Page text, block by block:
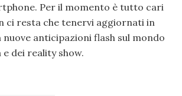
Per il momento è tutto cari
ci resta che tenervi aggiornati in
anticipazioni flash sul mondo
dei reality show.